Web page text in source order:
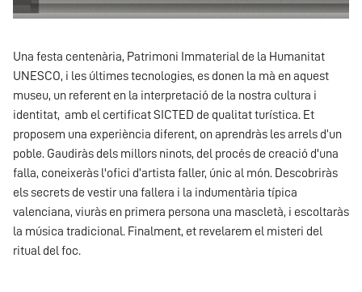
Una festa centenària, Patrimoni Immaterial de la Humanitat
UNESCO, i les últimes tecnologies, es donen la mà en aquest
museu, un referent en la interpretació de la nostra cultura i
identitat, amb el certificat SICTED de qualitat turística. Et
proposem una experiència diferent, on aprendràs les arrels d’un
poble. Gaudiràs dels millors ninots, del procés de creació d'una
falla, coneixeràs l'ofici d’artista faller, únic al món. Descobriràs
els secrets de vestir una fallera i la indumentària típica
valenciana, viuràs en primera persona una mascletà, i escoltaràs
la música tradicional. Finalment, et revelarem el misteri del
ritual del foc.